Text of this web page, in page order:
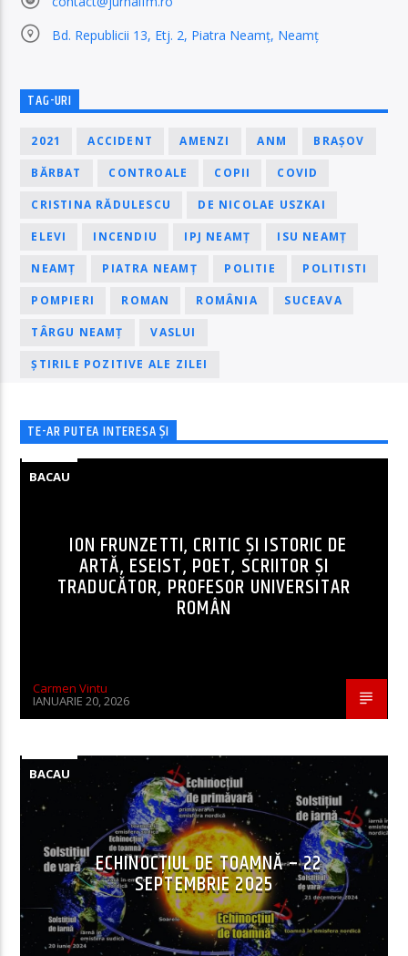
Bd. Republicii 13, Etj. 2, Piatra Neamț, Neamț
TAG-URI
2021 ACCIDENT AMENZI ANM BRAȘOV
BĂRBAT CONTROALE COPII COVID
CRISTINA RĂDULESCU DE NICOLAE USZKAI
ELEVI INCENDIU IPJ NEAMȚ ISU NEAMȚ
NEAMȚ PIATRA NEAMȚ POLITIE POLITISTI
POMPIERI ROMAN ROMÂNIA SUCEAVA
TÂRGU NEAMȚ VASLUI
ȘTIRILE POZITIVE ALE ZILEI
TE-AR PUTEA INTERESA ȘI
BACAU
ION FRUNZETTI, CRITIC ȘI ISTORIC DE
ARTĂ, ESEIST, POET, SCRIITOR ȘI
TRADUCĂTOR, PROFESOR UNIVERSITAR
ROMÂN
Carmen Vintu
IANUARIE 20, 2026
BACAU
ECHINOCȚIUL DE TOAMNĂ – 22
SEPTEMBRIE 2025